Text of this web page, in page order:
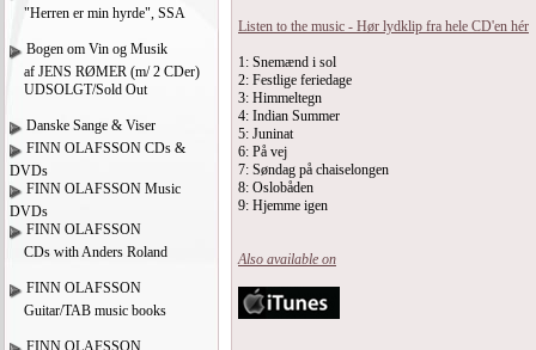
"Herren er min hyrde", SSA
Bogen om Vin og Musik
af JENS RØMER (m/ 2 CDer)
UDSOLGT/Sold Out
Danske Sange & Viser
FINN OLAFSSON CDs &
DVDs
FINN OLAFSSON Music
DVDs
FINN OLAFSSON
CDs with Anders Roland
FINN OLAFSSON
Guitar/TAB music books
FINN OLAFSSON
Listen to the music - Hør lydklip fra hele CD'en hér
1: Snemænd i sol
2: Festlige feriedage
3: Himmeltegn
4: Indian Summer
5: Juninat
6: På vej
7: Søndag på chaiselongen
8: Oslobåden
9: Hjemme igen
Also available on